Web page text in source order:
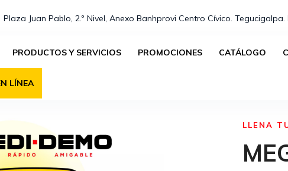
Plaza Juan Pablo, 2.º Nivel, Anexo Banhprovi Centro Cívico. Tegucigalpa.
PRODUCTOS Y SERVICIOS PROMOCIONES CATÁLOGO
LÍNEA
LLENA